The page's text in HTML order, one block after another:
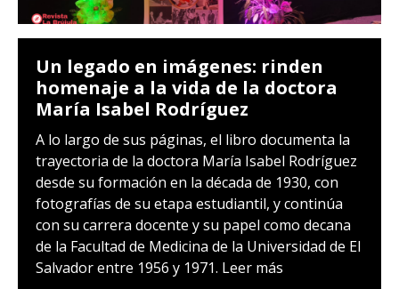
Un legado en imágenes: rinden
homenaje a la vida de la doctora
María Isabel Rodríguez
A lo largo de sus páginas, el libro documenta la
trayectoria de la doctora María Isabel Rodríguez
desde su formación en la década de 1930, con
fotografías de su etapa estudiantil, y continúa
con su carrera docente y su papel como decana
de la Facultad de Medicina de la Universidad de El
Salvador entre 1956 y 1971. Leer más